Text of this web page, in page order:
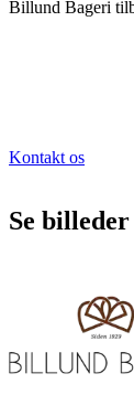
Billund Bageri
Kontakt os
Se